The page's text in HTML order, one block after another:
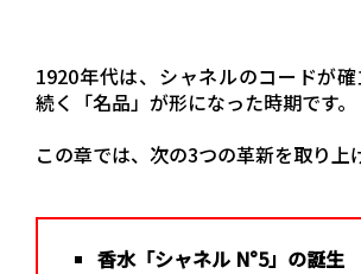
1920年代は、シャネルのコードが
続く「名品」が形になった時期です。
この章では、次の3つの革新を取り上
香水「シャネル N°5」の誕生